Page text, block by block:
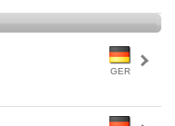
GER